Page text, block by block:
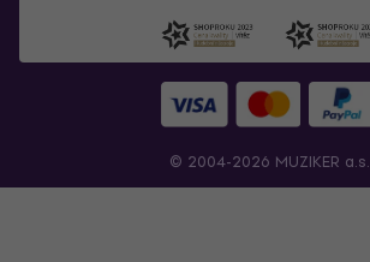
© 2004-2026 MUZIKER a.s.